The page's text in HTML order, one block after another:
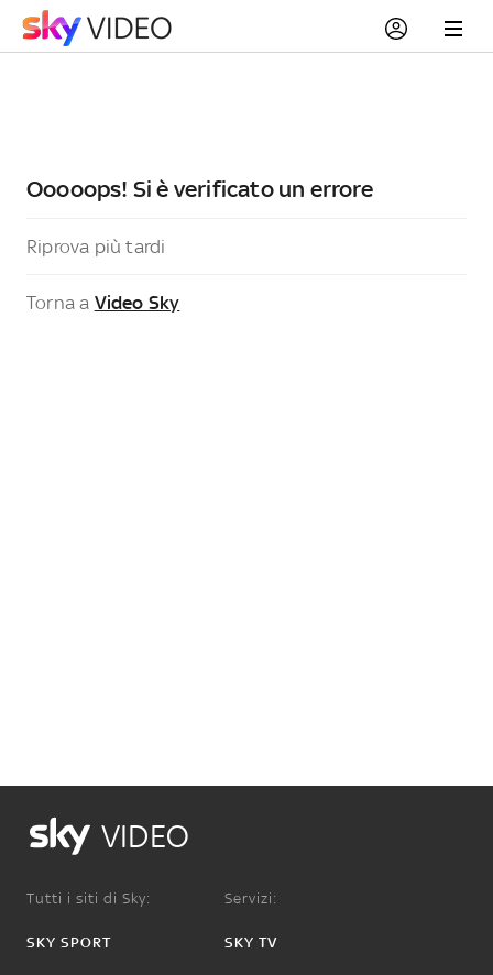
Ooooops! Si è verificato un errore
Riprova più tardi
Torna a Video Sky
VIDEO
Tutti i siti di Sky:
SKY SPORT
Servizi:
SKY TV